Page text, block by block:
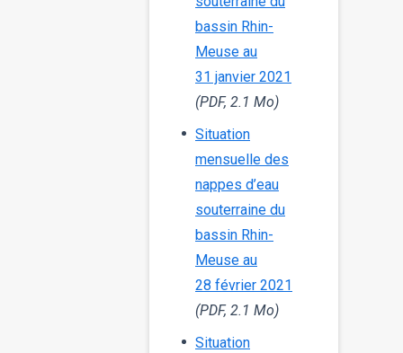
bassin Rhin-
Meuse au
31 janvier 2021
(PDF, 2.1 Mo)
Situation
mensuelle des
nappes d’eau
souterraine du
bassin Rhin-
Meuse au
28 février 2021
(PDF, 2.1 Mo)
Situation